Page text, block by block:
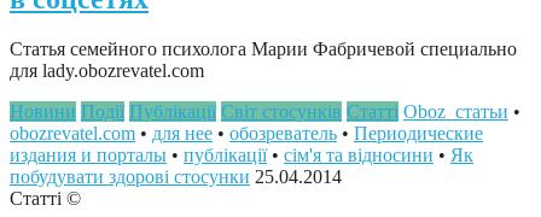
Статья семейного психолога Марии Фабричевой специально
для lady.obozrevatel.com
Новини Події Публікації Світ стосунків Статті Oboz_статьи •
obozrevatel.com • для нее • обозреватель • Периодические
издания и порталы • публікації• сім'я та відносини • Як
побудувати здорові стосунки 25.04.2014
Статті ©